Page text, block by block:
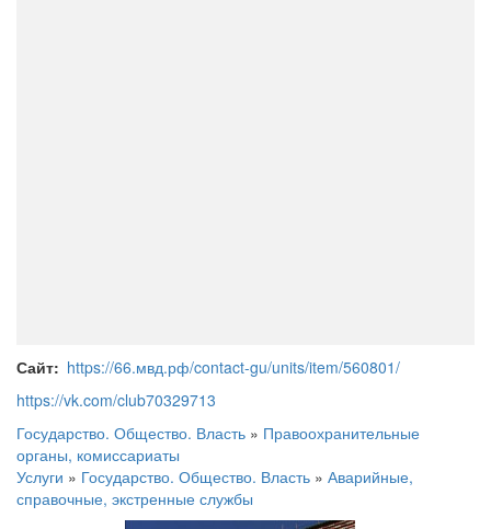
Сайт
https://66.мвд.рф/contact-gu/units/item/560801/
https://vk.com/club70329713
Государство. Общество. Власть » Правоохранительные
органы, комиссариаты
Услуги » Государство. Общество. Власть » Аварийные,
справочные, экстренные службы